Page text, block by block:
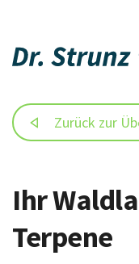
Zurück zur
Ihr
Terpene